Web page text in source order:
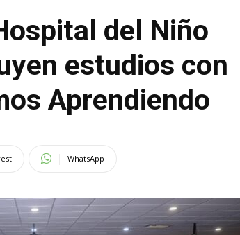
del Niño
estudios con
Aprendiendo
WhatsApp